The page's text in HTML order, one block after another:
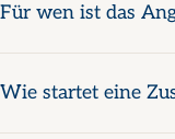
Für wen ist das
Wie startet eine